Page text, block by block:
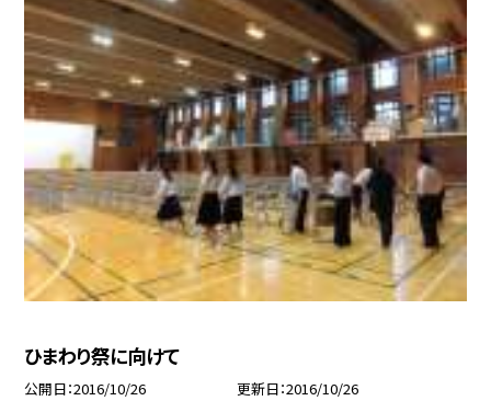
ひまわり祭に向けて
公開日 2016/10/26 更新日 2016/10/26